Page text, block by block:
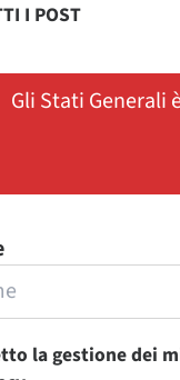
I POST
Gli Stati
la gestione dei